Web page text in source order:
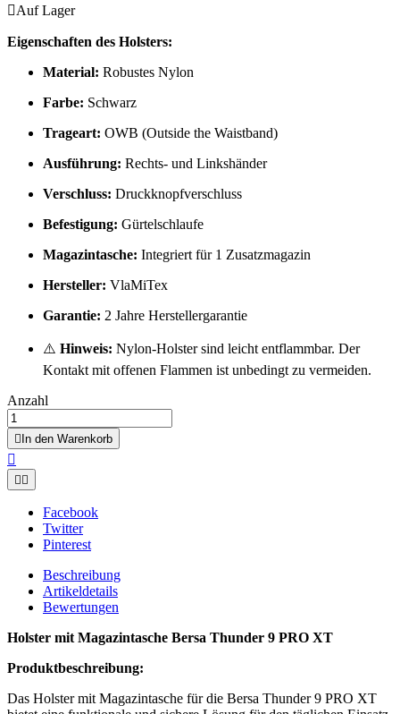
Auf Lager
Eigenschaften des Holsters:
Material: Robustes Nylon
Farbe: Schwarz
Trageart: OWB (Outside the Waistband)
Ausführung: Rechts- und Linkshänder
Verschluss: Druckknopfverschluss
Befestigung: Gürtelschlaufe
Magazintasche: Integriert für 1 Zusatzmagazin
Hersteller: VlaMiTex
Garantie: 2 Jahre Herstellergarantie
⚠️ Hinweis: Nylon-Holster sind leicht entflammbar. Der
Kontakt mit offenen Flammen ist unbedingt zu vermeiden.
Anzahl
In den Warenkorb


Facebook
Twitter
Pinterest
Beschreibung
Artikeldetails
Bewertungen
Holster mit Magazintasche Bersa Thunder 9 PRO XT
Produktbeschreibung:
Das Holster mit Magazintasche für die Bersa Thunder 9 PRO XT